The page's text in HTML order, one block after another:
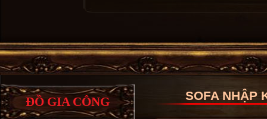
ĐỒ GIA CÔNG SOFA NHẬP